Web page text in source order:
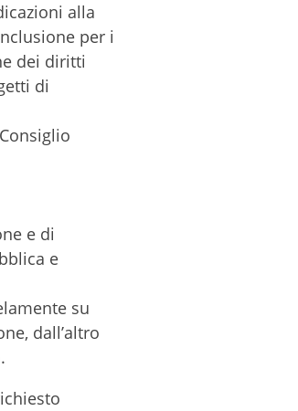
alla
per i
dei diritti
di
e di
e
su
dall’altro